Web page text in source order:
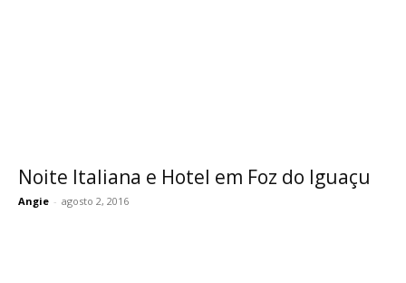
Noite Italiana e Hotel em Foz do Iguaçu
Angie - agosto 2, 2016